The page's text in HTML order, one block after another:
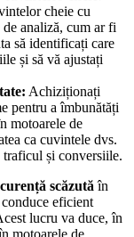
cheie cu
analiză, cum ar fi
să identificați care
și să vă ajustați
Achiziționați
pentru a îmbunătăți
motoarele de
ca cuvintele dvs.
traficul și conversiile.
scăzută în
eficient
lucru va duce, în